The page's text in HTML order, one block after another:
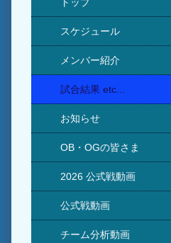
スケジュール
メンバー紹介
試合結果 etc...
お知らせ
OB・OGの皆さま
2026 公式戦動画
公式戦動画
チーム分析動画